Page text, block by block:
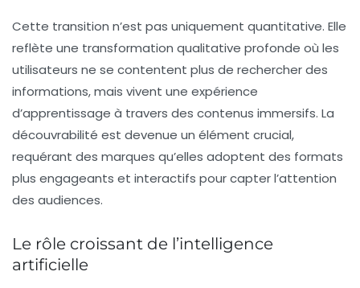
Cette transition n’est pas uniquement quantitative. Elle
reflète une transformation qualitative profonde où les
utilisateurs ne se contentent plus de rechercher des
informations, mais vivent une expérience
d’apprentissage à travers des contenus immersifs. La
découvrabilité est devenue un élément crucial,
requérant des marques qu’elles adoptent des formats
plus engageants et interactifs pour capter l’attention
des audiences.
Le rôle croissant de l’intelligence
artificielle